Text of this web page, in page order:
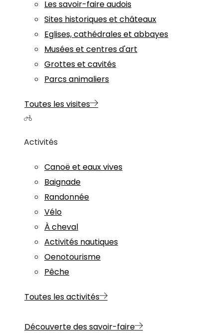
Les savoir-faire audois
Sites historiques et châteaux
Eglises, cathédrales et abbayes
Musées et centres d'art
Grottes et cavités
Parcs animaliers
Toutes les visites
Activités
Canoë et eaux vives
Baignade
Randonnée
Vélo
À cheval
Activités nautiques
Oenotourisme
Pêche
Toutes les activités
Découverte des savoir-faire